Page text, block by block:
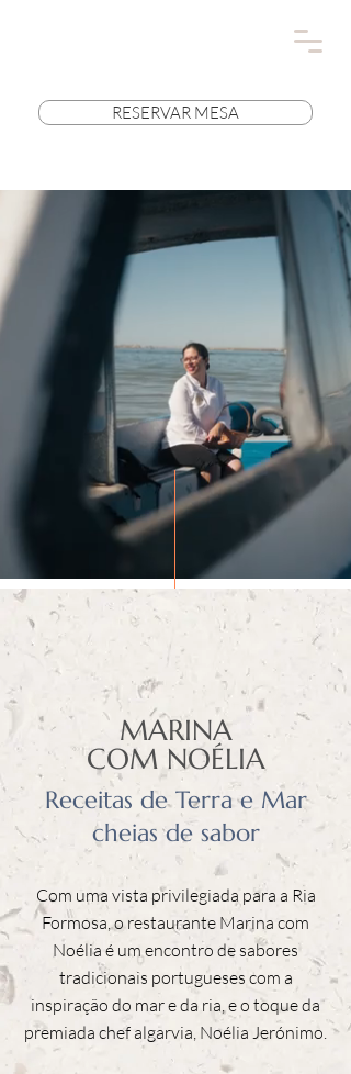
RESERVAR MESA
MARINA
COM NOÉLIA
Receitas de Terra e Mar
cheias de sabor
Com uma vista privilegiada para a Ria
Formosa, o restaurante Marina com
Noélia é um encontro de sabores
tradicionais portugueses com a
inspiração do mar e da ria, e o toque da
premiada chef algarvia, Noélia Jerónimo.